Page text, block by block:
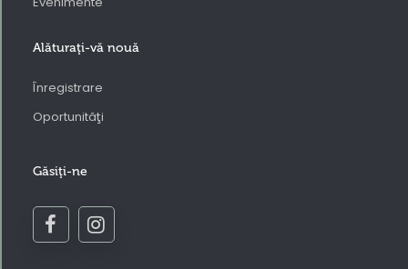
Alăturaţi-vă nouă
Înregistrare
Oportunităţi
Găsiţi-ne